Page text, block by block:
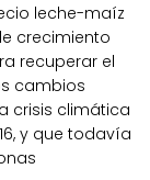
leche-maíz
crecimiento
recuperar el
cambios
crisis climática
y que todavía